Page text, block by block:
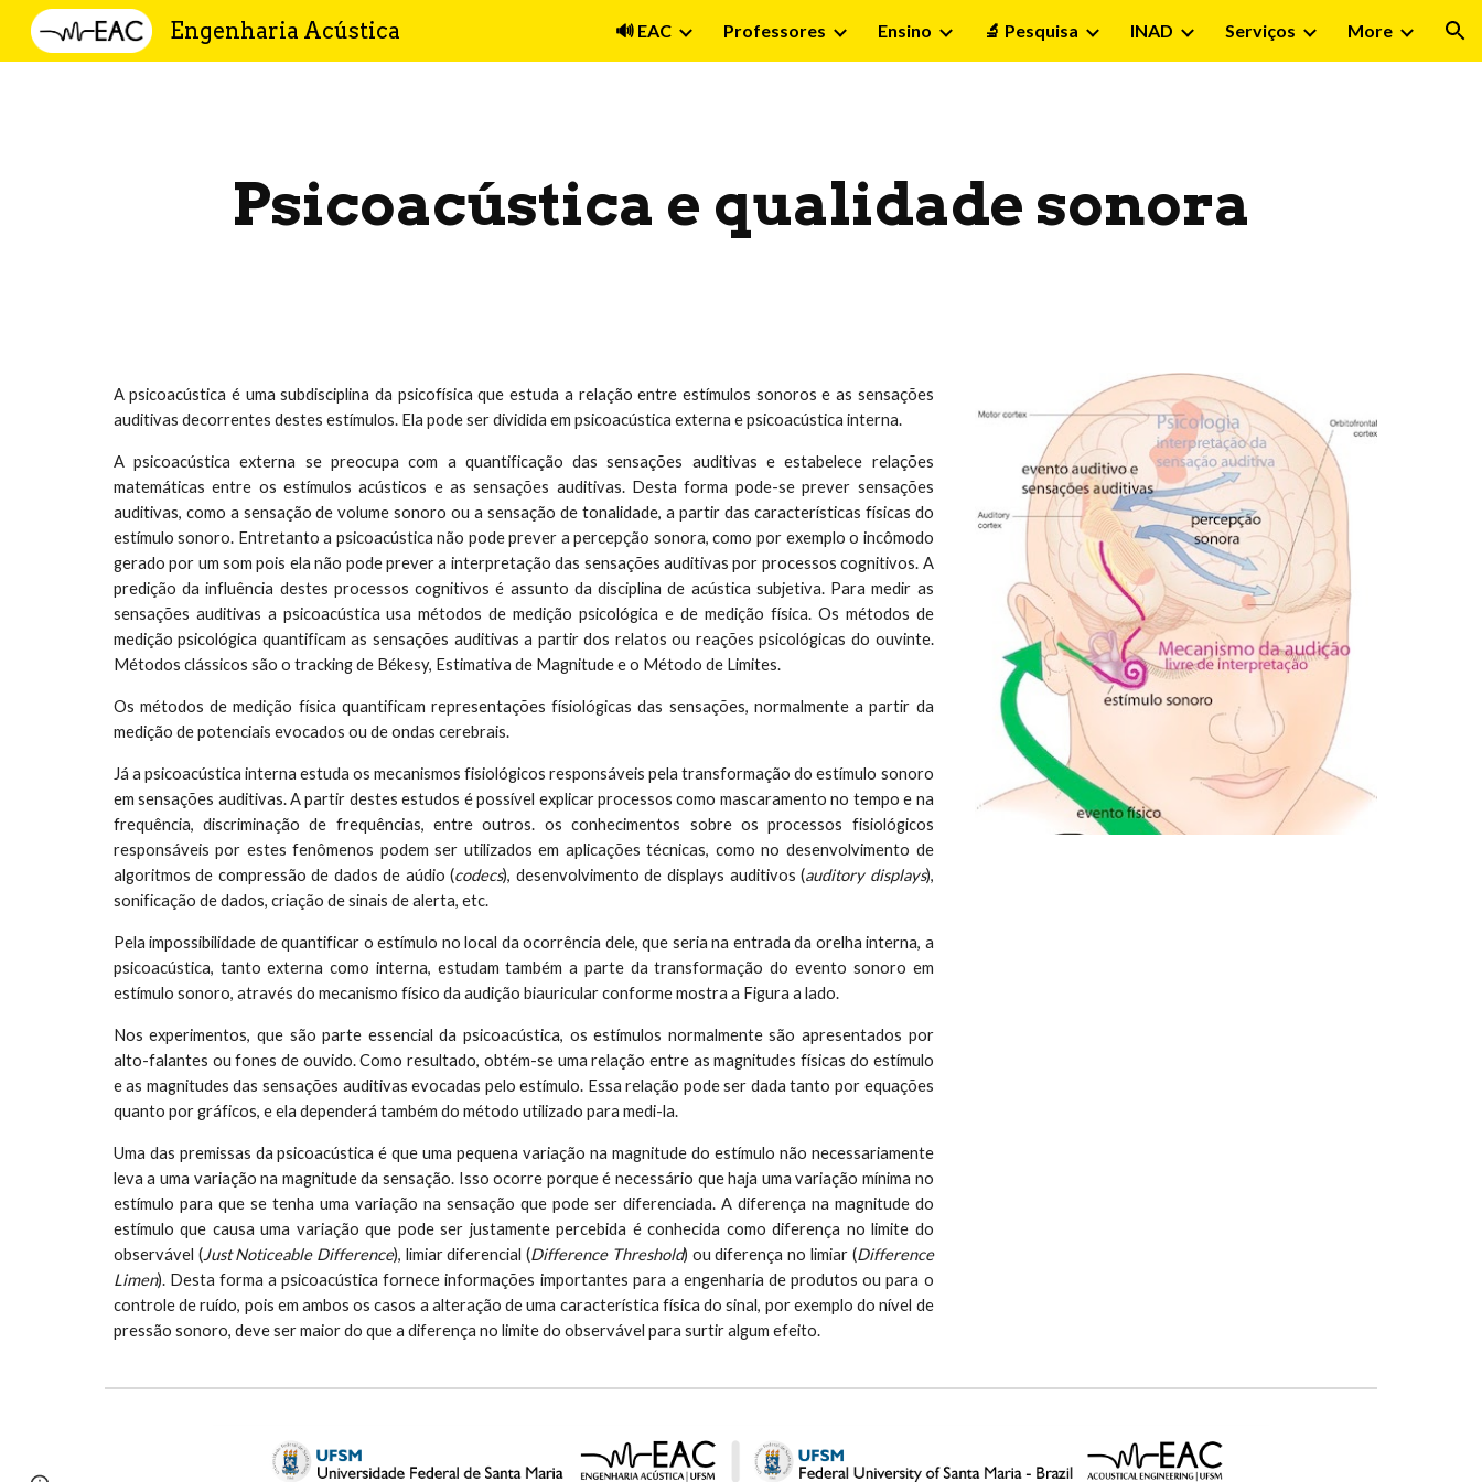
Skip to main content Skip to navigation
Engenharia Acústica 🔊 EAC Professores Ensino 🔬 Pesquisa INAD Serviços More
Psicoacústica e qualidade sonora
A psicoacústica é uma subdisciplina da psicofísica que estuda a relação entre estímulos sonoros e as sensações
auditivas decorrentes destes estímulos. Ela pode ser dividida em psicoacústica externa e psicoacústica interna.
A psicoacústica externa se preocupa com a quantificação das sensações auditivas e estabelece relações
matemáticas entre os estímulos acústicos e as sensações auditivas. Desta forma pode-se prever sensações
auditivas, como a sensação de volume sonoro ou a sensação de tonalidade, a partir das características físicas do
estímulo sonoro. Entretanto a psicoacústica não pode prever a percepção sonora, como por exemplo o incômodo
gerado por um som pois ela não pode prever a interpretação das sensações auditivas por processos cognitivos. A
predição da influência destes processos cognitivos é assunto da disciplina de acústica subjetiva. Para medir as
sensações auditivas a psicoacústica usa métodos de medição psicológica e de medição física. Os métodos de
medição psicológica quantificam as sensações auditivas a partir dos relatos ou reações psicológicas do ouvinte.
Métodos clássicos são o tracking de Békesy, Estimativa de Magnitude e o Método de Limites.
Os métodos de medição física quantificam representações físiológicas das sensações, normalmente a partir da
medição de potenciais evocados ou de ondas cerebrais.
Já a psicoacústica interna estuda os mecanismos fisiológicos responsáveis pela transformação do estímulo sonoro
em sensações auditivas. A partir destes estudos é possível explicar processos como mascaramento no tempo e na
frequência, discriminação de frequências, entre outros. os conhecimentos sobre os processos fisiológicos
responsáveis por estes fenômenos podem ser utilizados em aplicações técnicas, como no desenvolvimento de
algoritmos de compressão de dados de aúdio (codecs), desenvolvimento de displays auditivos (auditory displays),
sonificação de dados, criação de sinais de alerta, etc.
Pela impossibilidade de quantificar o estímulo no local da ocorrência dele, que seria na entrada da orelha interna, a
psicoacústica, tanto externa como interna, estudam também a parte da transformação do evento sonoro em
estímulo sonoro, através do mecanismo físico da audição biauricular conforme mostra a Figura a lado.
Nos experimentos, que são parte essencial da psicoacústica, os estímulos normalmente são apresentados por
alto-falantes ou fones de ouvido. Como resultado, obtém-se uma relação entre as magnitudes físicas do estímulo
e as magnitudes das sensações auditivas evocadas pelo estímulo. Essa relação pode ser dada tanto por equações
quanto por gráficos, e ela dependerá também do método utilizado para medi-la.
Uma das premissas da psicoacústica é que uma pequena variação na magnitude do estímulo não necessariamente
leva a uma variação na magnitude da sensação. Isso ocorre porque é necessário que haja uma variação mínima no
estímulo para que se tenha uma variação na sensação que pode ser diferenciada. A diferença na magnitude do
estímulo que causa uma variação que pode ser justamente percebida é conhecida como diferença no limite do
observável (Just Noticeable Difference), limiar diferencial (Difference Threshold) ou diferença no limiar (Difference
Limen). Desta forma a psicoacústica fornece informações importantes para a engenharia de produtos ou para o
controle de ruído, pois em ambos os casos a alteração de uma característica física do sinal, por exemplo do nível de
pressão sonoro, deve ser maior do que a diferença no limite do observável para surtir algum efeito.